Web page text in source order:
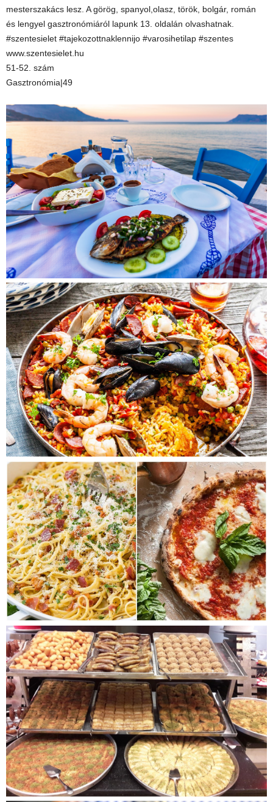
mesterszakács lesz. A görög, spanyol,olasz, török, bolgár, román
és lengyel gasztronómiáról lapunk 13. oldalán olvashatnak.
#szentesielet #tajekozottnaklennijo #varosihetilap #szentes
www.szentesielet.hu
51-52. szám
Gasztronómia|49